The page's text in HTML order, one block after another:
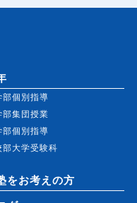
部個別指導
部集団授業
部個別指導
部大学受験科
をお考えの方